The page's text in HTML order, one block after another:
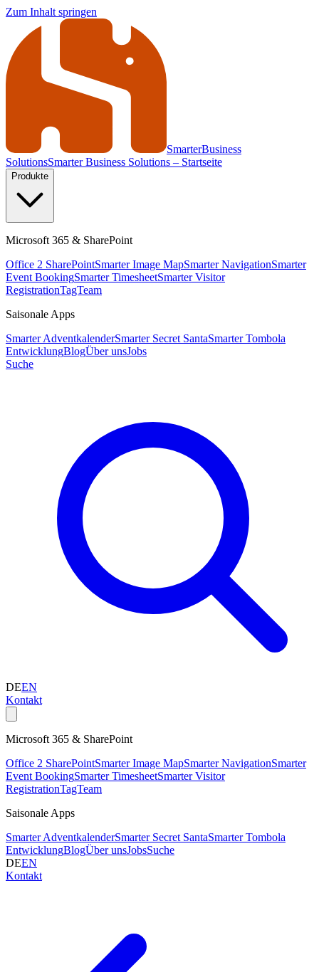
Zum Inhalt springen
SmarterBusiness
SolutionsSmarter Business Solutions – Startseite
Produkte
Microsoft 365 & SharePoint
Office 2 SharePointSmarter Image MapSmarter NavigationSmarter
Event BookingSmarter TimesheetSmarter Visitor
RegistrationTagTeam
Saisonale Apps
Smarter AdventkalenderSmarter Secret SantaSmarter Tombola
EntwicklungBlogÜber unsJobs
Suche
DEEN
Kontakt
Microsoft 365 & SharePoint
Office 2 SharePointSmarter Image MapSmarter NavigationSmarter
Event BookingSmarter TimesheetSmarter Visitor
RegistrationTagTeam
Saisonale Apps
Smarter AdventkalenderSmarter Secret SantaSmarter Tombola
EntwicklungBlogÜber unsJobsSuche
DEEN
Kontakt